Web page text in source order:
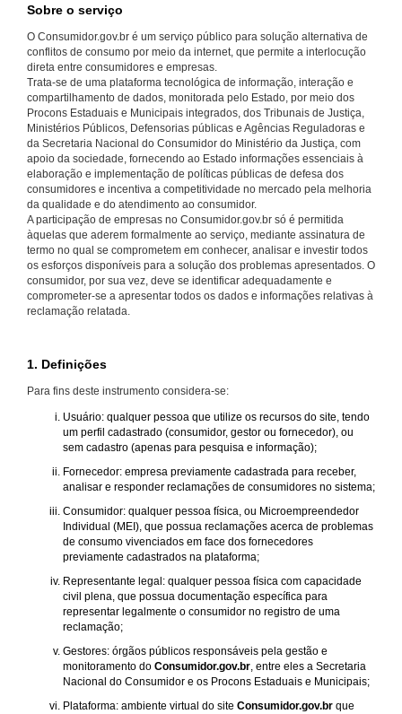
Sobre o serviço
O Consumidor.gov.br é um serviço público para solução alternativa de
conflitos de consumo por meio da internet, que permite a interlocução
direta entre consumidores e empresas.
Trata-se de uma plataforma tecnológica de informação, interação e
compartilhamento de dados, monitorada pelo Estado, por meio dos
Procons Estaduais e Municipais integrados, dos Tribunais de Justiça,
Ministérios Públicos, Defensorias públicas e Agências Reguladoras e
da Secretaria Nacional do Consumidor do Ministério da Justiça, com
apoio da sociedade, fornecendo ao Estado informações essenciais à
elaboração e implementação de políticas públicas de defesa dos
consumidores e incentiva a competitividade no mercado pela melhoria
da qualidade e do atendimento ao consumidor.
A participação de empresas no Consumidor.gov.br só é permitida
àquelas que aderem formalmente ao serviço, mediante assinatura de
termo no qual se comprometem em conhecer, analisar e investir todos
os esforços disponíveis para a solução dos problemas apresentados. O
consumidor, por sua vez, deve se identificar adequadamente e
comprometer-se a apresentar todos os dados e informações relativas à
reclamação relatada.
1. Definições
Para fins deste instrumento considera-se:
Usuário: qualquer pessoa que utilize os recursos do site, tendo
um perfil cadastrado (consumidor, gestor ou fornecedor), ou
sem cadastro (apenas para pesquisa e informação);
Fornecedor: empresa previamente cadastrada para receber,
analisar e responder reclamações de consumidores no sistema;
Consumidor: qualquer pessoa física, ou Microempreendedor
Individual (MEI), que possua reclamações acerca de problemas
de consumo vivenciados em face dos fornecedores
previamente cadastrados na plataforma;
Representante legal: qualquer pessoa física com capacidade
civil plena, que possua documentação específica para
representar legalmente o consumidor no registro de uma
reclamação;
Gestores: órgãos públicos responsáveis pela gestão e
monitoramento do Consumidor.gov.br, entre eles a Secretaria
Nacional do Consumidor e os Procons Estaduais e Municipais;
Plataforma: ambiente virtual do site Consumidor.gov.br que